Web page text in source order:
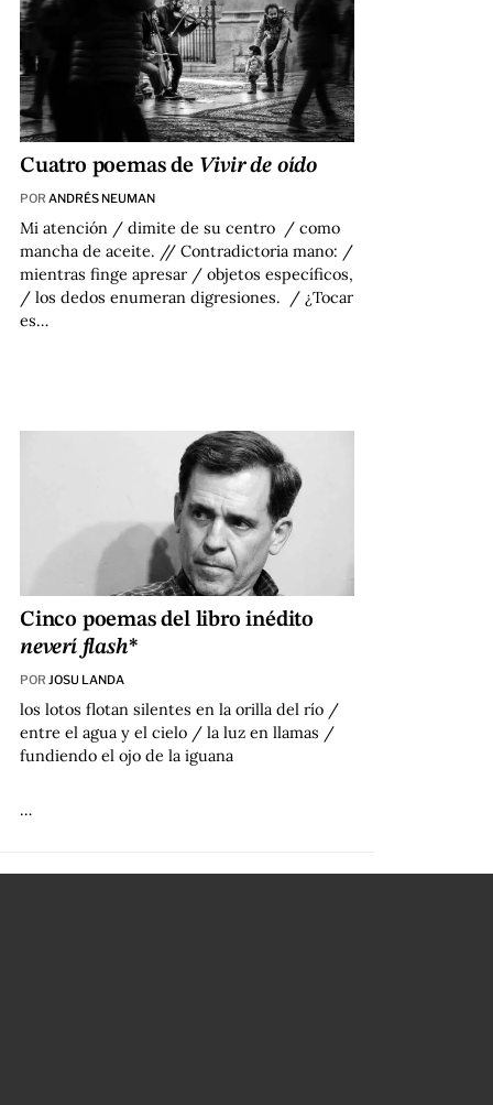
Cuatro poemas de Vivir de oído
POR ANDRÉS NEUMAN
Mi atención / dimite de su centro / como
mancha de aceite. // Contradictoria mano: /
mientras finge apresar / objetos específicos,
/ los dedos enumeran digresiones. / ¿Tocar
es…
Cinco poemas del libro inédito
neverí flash*
POR JOSU LANDA
los lotos flotan silentes en la orilla del río /
entre el agua y el cielo / la luz en llamas /
fundiendo el ojo de la iguana
…